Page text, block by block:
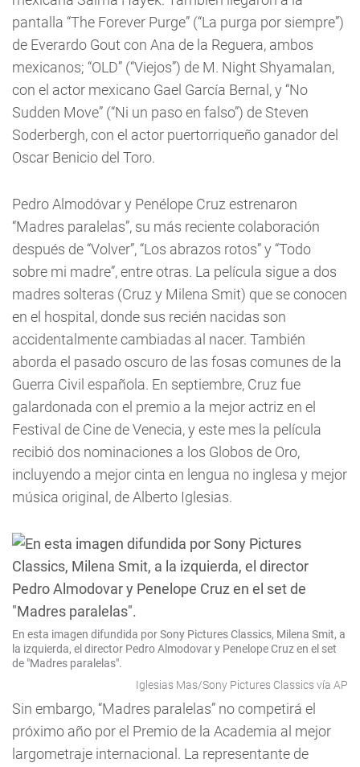
pantalla “The Forever Purge” (“La purga por siempre”)
de Everardo Gout con Ana de la Reguera, ambos
mexicanos; “OLD” (“Viejos”) de M. Night Shyamalan,
con el actor mexicano Gael García Bernal, y “No
Sudden Move” (“Ni un paso en falso”) de Steven
Soderbergh, con el actor puertorriqueño ganador del
Oscar Benicio del Toro.
Pedro Almodóvar y Penélope Cruz estrenaron
“Madres paralelas”, su más reciente colaboración
después de “Volver”, “Los abrazos rotos” y “Todo
sobre mi madre”, entre otras. La película sigue a dos
madres solteras (Cruz y Milena Smit) que se conocen
en el hospital, donde sus recién nacidas son
accidentalmente cambiadas al nacer. También
aborda el pasado oscuro de las fosas comunes de la
Guerra Civil española. En septiembre, Cruz fue
galardonada con el premio a la mejor actriz en el
Festival de Cine de Venecia, y este mes la película
recibió dos nominaciones a los Globos de Oro,
incluyendo a mejor cinta en lengua no inglesa y mejor
música original, de Alberto Iglesias.
En esta imagen difundida por Sony Pictures Classics, Milena Smit, a
la izquierda, el director Pedro Almodovar y Penelope Cruz en el set
de "Madres paralelas".
Iglesias Mas/Sony Pictures Classics vía AP
Sin embargo, “Madres paralelas” no competirá el
próximo año por el Premio de la Academia al mejor
largometraje internacional. La representante de